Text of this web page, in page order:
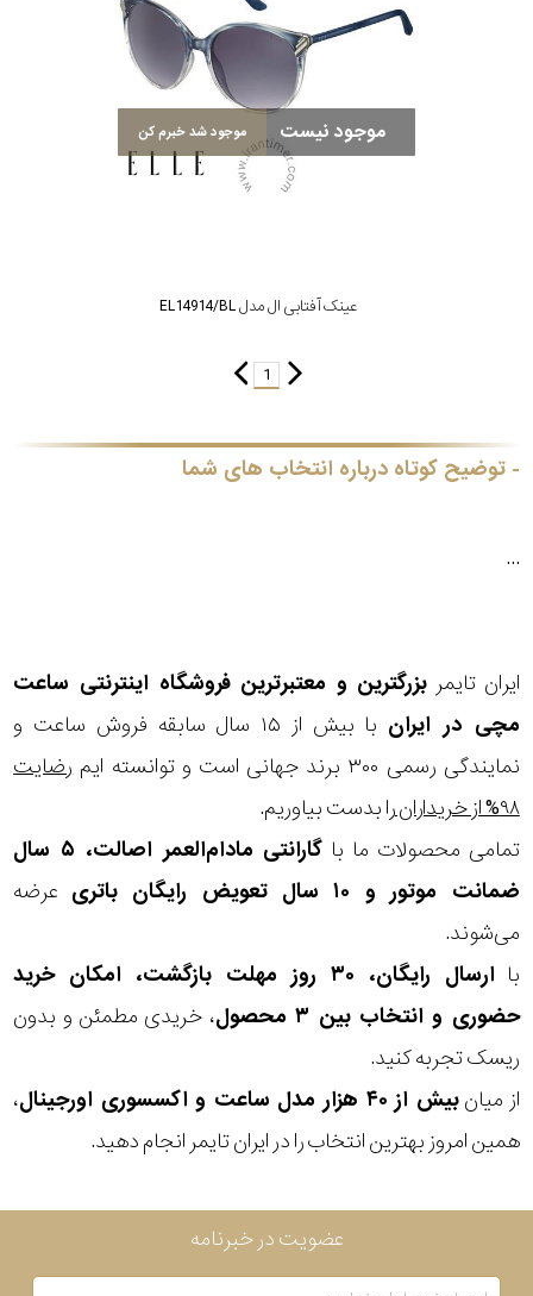
موجود نیست موجود شد خبرم کن
عینک آفتابی ال مدل EL14914/BL
1
توضیح کوتاه درباره انتخاب های شما
...
ایران تایمر بزرگترین و معتبرترین فروشگاه اینترنتی ساعت
مچی در ایران
با بیش از ۱۵ سال سابقه فروش ساعت و
نمایندگی رسمی ۳۰۰ برند جهانی است و توانسته ایم
رضایت
۹۸% از خریداران
را بدست بیاوریم.
تمامی محصولات ما با
گارانتی مادام‌العمر اصالت، ۵ سال
ضمانت موتور و ۱۰ سال تعویض رایگان باتری
عرضه
می‌شوند.
با
ارسال رایگان، ۳۰ روز مهلت بازگشت، امکان خرید
حضوری و انتخاب بین ۳ محصول
، خریدی مطمئن و بدون
ریسک تجربه کنید.
از میانبیش از ۴۰ هزار مدل ساعت و اکسسوری اورجینال
،
همین امروز بهترین انتخاب را در ایران تایمر انجام دهید.
عضویت در خبرنامه